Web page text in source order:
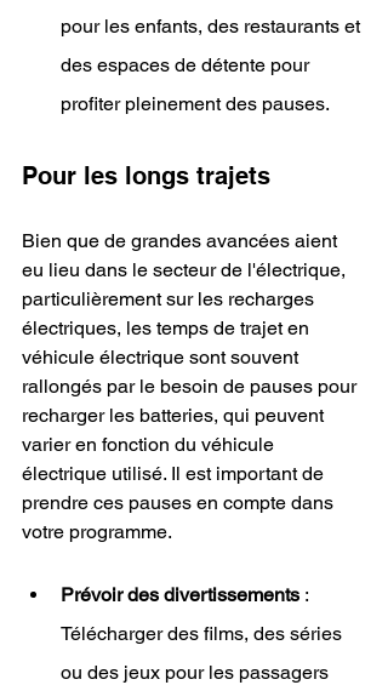
pour les enfants, des restaurants et
des espaces de détente pour
profiter pleinement des pauses.
Pour les longs trajets
Bien que de grandes avancées aient
eu lieu dans le secteur de l'électrique,
particulièrement sur les recharges
électriques, les temps de trajet en
véhicule électrique sont souvent
rallongés par le besoin de pauses pour
recharger les batteries, qui peuvent
varier en fonction du véhicule
électrique utilisé. Il est important de
prendre ces pauses en compte dans
votre programme.
Prévoir des divertissements :
Télécharger des films, des séries
ou des jeux pour les passagers